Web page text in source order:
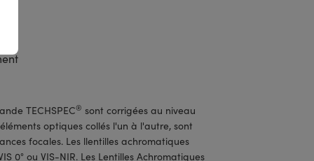
TECHSPEC® sont corrigées au niveau
optiques collés l'un à l'autre, sont
focales. Les llentilles achromatiques
0° ou VIS-NIR. Les Lentilles Achromatiques